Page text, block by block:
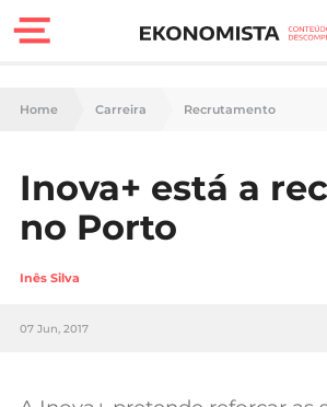
Finanças
Carreira
Home Carreira Recrutamento
Inova+ está a
no Porto
Inês Silva
07 Jun, 2017